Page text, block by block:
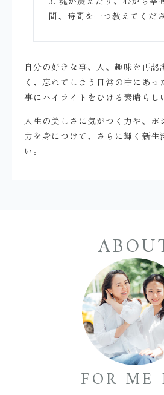
間、時間を一つ教えてくだ
自分の好きな事、人、趣味を再認
く、忘れてしまう日常の中にあっ
事にハイライトをひける素晴らし
人生の美しさに気がつく力や、ポ
力を身につけて、さらに輝く新生
い。
FOR ME